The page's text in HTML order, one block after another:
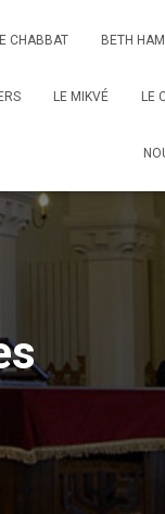
CHABBAT BETH
LE MIKVÉ LE